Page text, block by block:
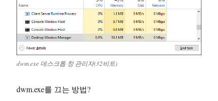
dwm.exe 데스크톱 창 관리자(32비트)
dwm.exe를 끄는 방법?